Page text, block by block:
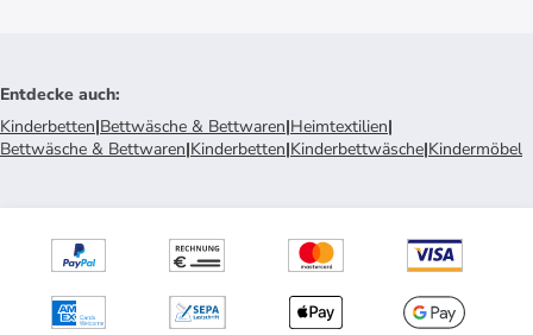
Entdecke auch:
Kinderbetten|Bettwäsche & Bettwaren|Heimtextilien|
Bettwäsche & Bettwaren|Kinderbetten|Kinderbettwäsche|Kindermöbel